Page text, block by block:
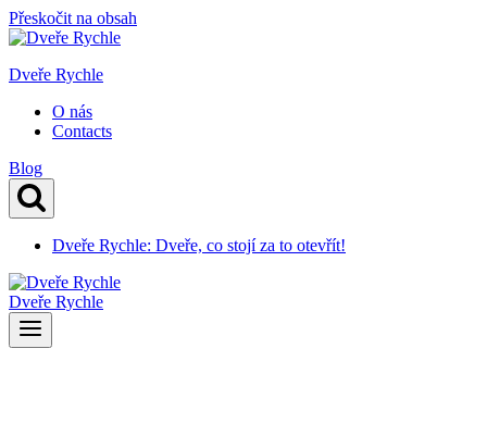
Přeskočit na obsah
Dveře Rychle
O nás
Contacts
Blog
Dveře Rychle: Dveře, co stojí za to otevřít!
Dveře Rychle